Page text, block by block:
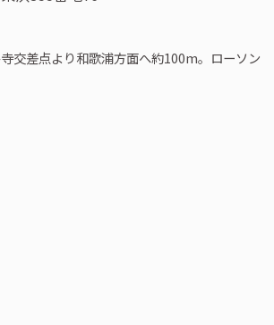
交差点より和歌浦方面へ約100m。ローソン